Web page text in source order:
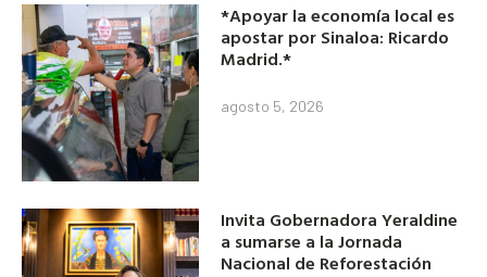
*Apoyar la economía local es
apostar por Sinaloa: Ricardo
Madrid.*
agosto 5, 2026
Invita Gobernadora Yeraldine
a sumarse a la Jornada
Nacional de Reforestación